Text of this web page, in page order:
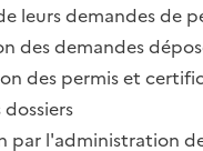
leurs demandes de
des demandes
des permis et
l'administration